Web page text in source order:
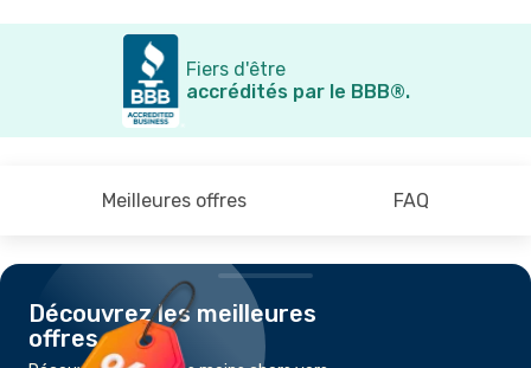
Fiers d'être
accrédités par le BBB®.
Meilleures offres FAQ
Découvrez les meilleures
offres